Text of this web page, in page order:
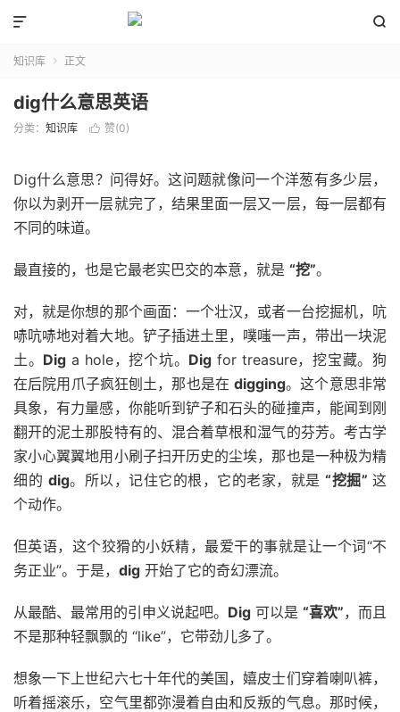


知识库  正文
dig什么意思英语
分类： 知识库  赞(0)
Dig什么意思？问得好。这问题就像问一个洋葱有多少层，
你以为剥开一层就完了，结果里面一层又一层，每一层都有
不同的味道。
最直接的，也是它最老实巴交的本意，就是 “挖”。
对，就是你想的那个画面：一个壮汉，或者一台挖掘机，吭
哧吭哧地对着大地。铲子插进土里，噗嗤一声，带出一块泥
土。 Dig a hole，挖个坑。 Dig for treasure，挖宝藏。狗
在后院用爪子疯狂刨土，那也是在digging。这个意思非常
具象，有力量感，你能听到铲子和石头的碰撞声，能闻到刚
翻开的泥土那股特有的、混合着草根和湿气的芬芳。考古学
家小心翼翼地用小刷子扫开历史的尘埃，那也是一种极为精
细的 dig。所以，记住它的根，它的老家，就是 “挖掘” 这
个动作。
但英语，这个狡猾的小妖精，最爱干的事就是让一个词“不
务正业”。于是， dig 开始了它的奇幻漂流。
从最酷、最常用的引申义说起吧。 Dig 可以是 “喜欢”，而且
不是那种轻飘飘的 “like”，它带劲儿多了。
想象一下上世纪六七十年代的美国，嬉皮士们穿着喇叭裤，
听着摇滚乐，空气里都弥漫着自由和反叛的气息。那时候，